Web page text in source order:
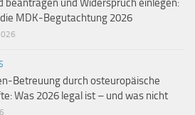
beantragen und Widerspruch einlegen:
MDK-Begutachtung 2026
Betreuung durch osteuropäische
Was 2026 legal ist – und was nicht